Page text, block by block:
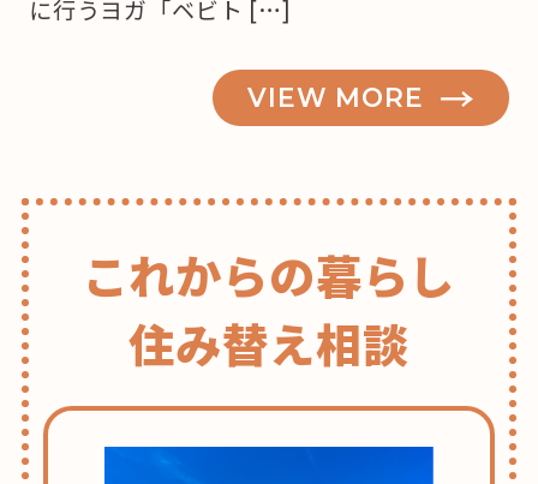
に行うヨガ「ベビト […]
VIEW MORE
これからの暮らし
住み替え相談